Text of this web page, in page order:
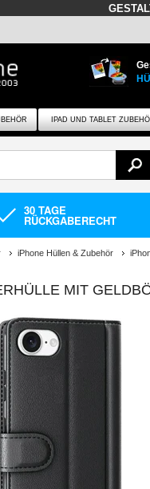
IPAD UND TABLET
30 TAGE
RÜCKGABERECHT
iPhone Hüllen & Zubehör
MIT